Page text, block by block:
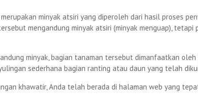
minyak atsiri yang diperoleh dari hasil proses
mengandung minyak atsiri (minyak menguap),
minyak, bagian tanaman tersebut dimanfaatkan
sederhana bagian ranting atau daun yang telah
khawatir, Anda telah berada di halaman web yang